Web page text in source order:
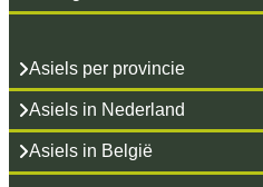
Asiels per provincie
Asiels in Nederland
Asiels in België